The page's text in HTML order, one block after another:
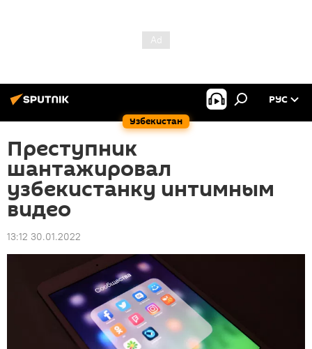
Узбекистан
РУС
Преступник
шантажировал
узбекистанку интимным
видео
13:12 30.01.2022